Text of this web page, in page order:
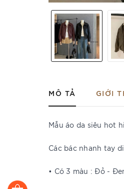
MÔ TẢ GIỚI
Mẫu áo da siêu hot
Các bác nhanh tay
• Có 3 màu : Đỏ -